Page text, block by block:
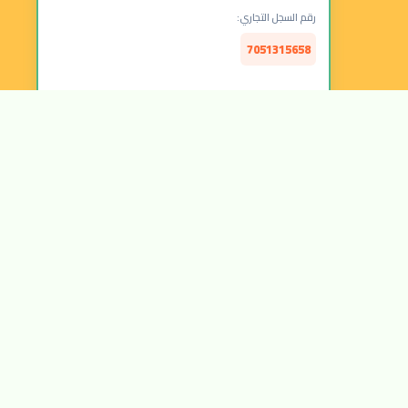
رقم السجل التجاري:
7051315658